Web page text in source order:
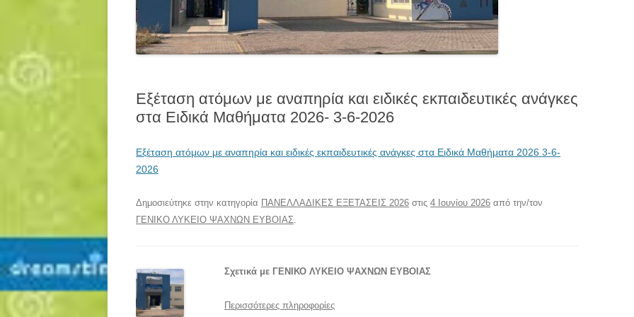
Εξέταση ατόμων με αναπηρία και ειδικές εκπαιδευτικές ανάγκες
στα Ειδικά Μαθήματα 2026- 3-6-2026
Εξέταση ατόμων με αναπηρία και ειδικές εκπαιδευτικές ανάγκες στα Ειδικά Μαθήματα 2026 3-6-
2026
Δημοσιεύτηκε στην κατηγορία ΠΑΝΕΛΛΑΔΙΚΕΣ ΕΞΕΤΑΣΕΙΣ 2026 στις 4 Ιουνίου 2026 από την/τον
ΓΕΝΙΚΟ ΛΥΚΕΙΟ ΨΑΧΝΩΝ ΕΥΒΟΙΑΣ.
Σχετικά με ΓΕΝΙΚΟ ΛΥΚΕΙΟ ΨΑΧΝΩΝ ΕΥΒΟΙΑΣ
Περισσότερες πληροφορίες